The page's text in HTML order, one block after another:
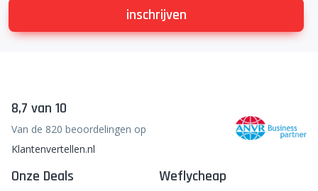
inschrijven
8,7 van 10
Van de 820 beoordelingen op
Klantenvertellen.nl
Onze Deals Weflycheap